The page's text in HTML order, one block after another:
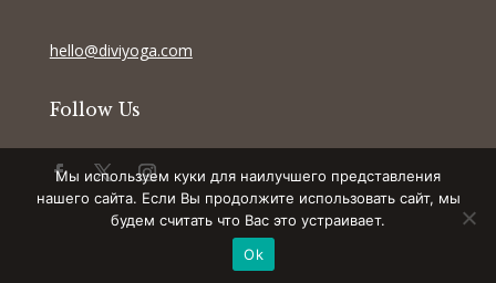
hello@diviyoga.com
Follow Us
Мы используем куки для наилучшего представления
нашего сайта. Если Вы продолжите использовать сайт, мы
будем считать что Вас это устраивает.
Ok